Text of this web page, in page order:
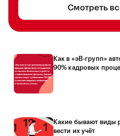
Смотреть
Как в «эВ-групп»
90% кадровых
Какие бывают виды
вести их учёт